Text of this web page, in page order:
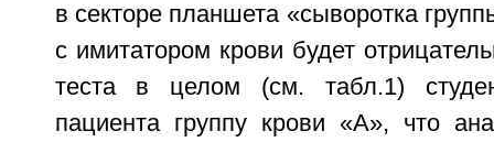
в секторе планшета «сыворотка
с имитатором крови будет
теста в целом (см. табл.1)
пациента группу крови «A», что